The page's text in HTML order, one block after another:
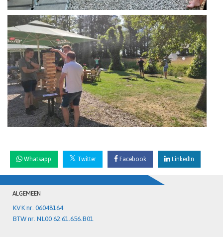
Whatsapp Twitter Facebook LinkedIn
ALGEMEEN
KVK nr. 06048164
BTW nr. NL00 62.61.656.B01